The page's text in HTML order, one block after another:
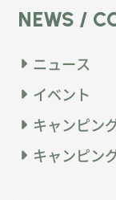
NEWS /
ニュース
イベント
キャンピン
キャンピン